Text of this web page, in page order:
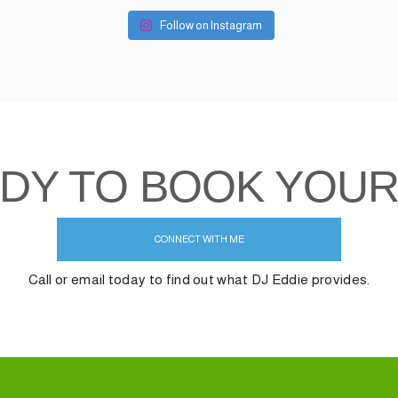
Follow on Instagram
TO BOOK
CONNECT WITH ME
Call or email today to find out what DJ Eddie provides.